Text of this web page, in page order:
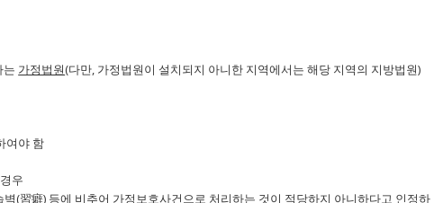
는 가정법원(다만, 가정법원이 설치되지 아니한 지역에서는 해당 지역의 지방법원)
여야 함
우
(習癖) 등에 비추어 가정보호사건으로 처리하는 것이 적당하지 아니하다고 인정하